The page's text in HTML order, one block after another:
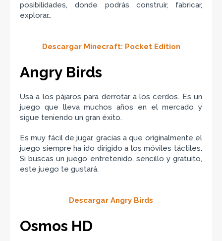
posibilidades, donde podrás construir, fabricar,
explorar…
Descargar Minecraft: Pocket Edition
Angry Birds
Usa a los pájaros para derrotar a los cerdos. Es un
juego que lleva muchos años en el mercado y
sigue teniendo un gran éxito.
Es muy fácil de jugar, gracias a que originalmente el
juego siempre ha ido dirigido a los móviles táctiles.
Si buscas un juego entretenido, sencillo y gratuito,
este juego te gustará.
Descargar Angry Birds
Osmos HD